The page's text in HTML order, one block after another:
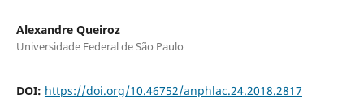
Alexandre Queiroz
Universidade Federal de São Paulo
DOI: https://doi.org/10.46752/anphlac.24.2018.2817